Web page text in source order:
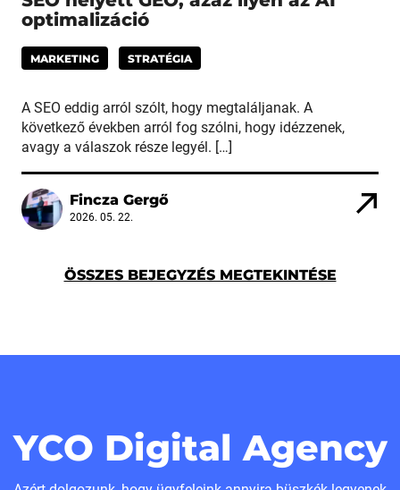
optimalizáció
MARKETING STRATÉGIA
A SEO eddig arról szólt, hogy megtaláljanak. A
következő években arról fog szólni, hogy idézzenek,
avagy a válaszok része legyél. […]
Fincza Gergő
2026. 05. 22.
ÖSSZES BEJEGYZÉS MEGTEKINTÉSE
YCO Digital Agency